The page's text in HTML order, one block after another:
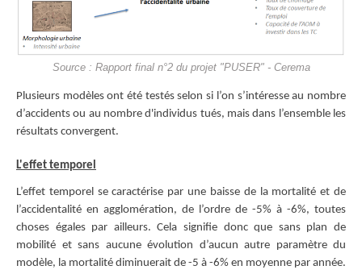
Source : Rapport final n°2 du projet "PUSER" - Cerema
Plusieurs modèles ont été testés selon si l’on s’intéresse au nombre
d’accidents ou au nombre d'individus tués, mais dans l’ensemble les
résultats convergent.
L'effet temporel
L’effet temporel se caractérise par une baisse de la mortalité et de
l’accidentalité en agglomération, de l’ordre de -5% à -6%, toutes
choses égales par ailleurs. Cela signifie donc que sans plan de
mobilité et sans aucune évolution d’aucun autre paramètre du
modèle, la mortalité diminuerait de -5 à -6% en moyenne par année.